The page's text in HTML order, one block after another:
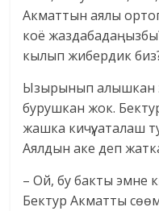
Акматтын аялы
коё
кылып жибердик
Ызырынып алышкан
бурушкан жок.
жашка кичүү, аталаш
Аялдын аке деп
– Ой, бу бакты эмне
Бектур Акматты